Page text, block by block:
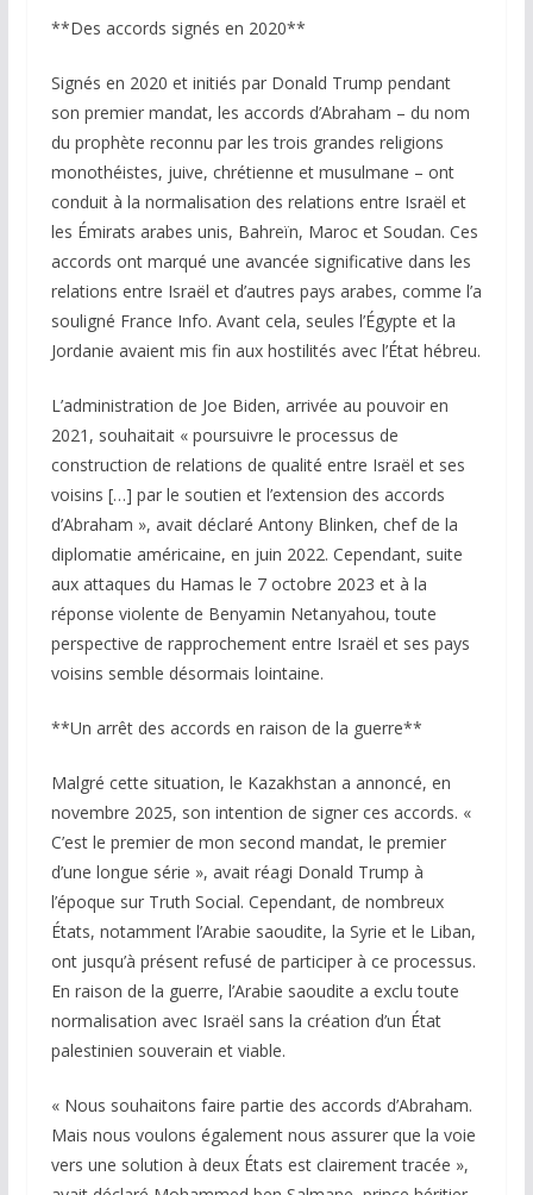
**Des accords signés en 2020**
Signés en 2020 et initiés par Donald Trump pendant
son premier mandat, les accords d’Abraham – du nom
du prophète reconnu par les trois grandes religions
monothéistes, juive, chrétienne et musulmane – ont
conduit à la normalisation des relations entre Israël et
les Émirats arabes unis, Bahreïn, Maroc et Soudan. Ces
accords ont marqué une avancée significative dans les
relations entre Israël et d’autres pays arabes, comme l’a
souligné France Info. Avant cela, seules l’Égypte et la
Jordanie avaient mis fin aux hostilités avec l’État hébreu.
L’administration de Joe Biden, arrivée au pouvoir en
2021, souhaitait « poursuivre le processus de
construction de relations de qualité entre Israël et ses
voisins […] par le soutien et l’extension des accords
d’Abraham », avait déclaré Antony Blinken, chef de la
diplomatie américaine, en juin 2022. Cependant, suite
aux attaques du Hamas le 7 octobre 2023 et à la
réponse violente de Benyamin Netanyahou, toute
perspective de rapprochement entre Israël et ses pays
voisins semble désormais lointaine.
**Un arrêt des accords en raison de la guerre**
Malgré cette situation, le Kazakhstan a annoncé, en
novembre 2025, son intention de signer ces accords. «
C’est le premier de mon second mandat, le premier
d’une longue série », avait réagi Donald Trump à
l’époque sur Truth Social. Cependant, de nombreux
États, notamment l’Arabie saoudite, la Syrie et le Liban,
ont jusqu’à présent refusé de participer à ce processus.
En raison de la guerre, l’Arabie saoudite a exclu toute
normalisation avec Israël sans la création d’un État
palestinien souverain et viable.
« Nous souhaitons faire partie des accords d’Abraham.
Mais nous voulons également nous assurer que la voie
vers une solution à deux États est clairement tracée »,